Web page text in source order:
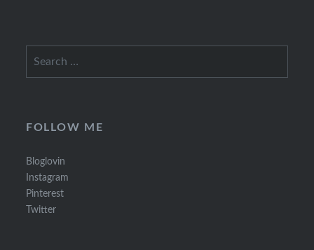
FOLLOW ME
Bloglovin
Instagram
Pinterest
Twitter